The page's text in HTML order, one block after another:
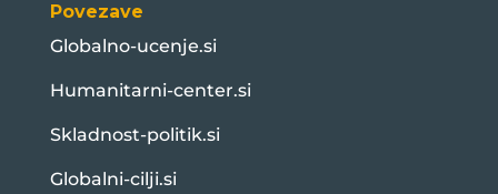
Povezave
Globalno-ucenje.si
Humanitarni-center.si
Skladnost-politik.si
Globalni-cilji.si